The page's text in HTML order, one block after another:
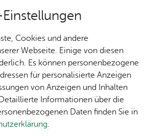
Ver­an­stal­tung dru­cken
Vor­le­sen
Cookies und andere
Webseite. Einige von diesen
Es können personenbezogene
für personalisierte Anzeigen
von Anzeigen und Inhalten
Informationen über die
Daten finden Sie in
.